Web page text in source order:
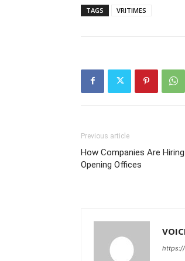
TAGS VRITIMES
Previous article
How Companies Are
Opening Offices
https://